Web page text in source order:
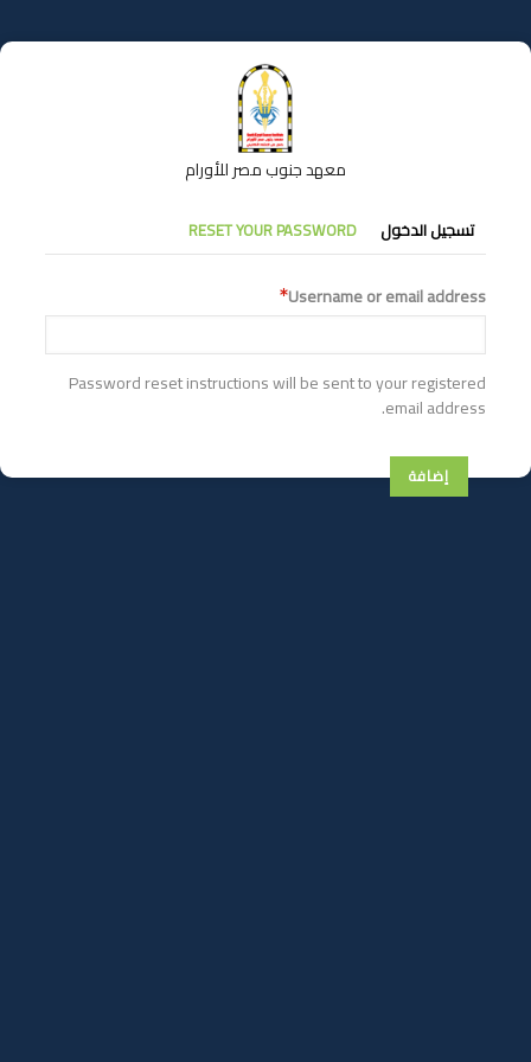
إلى
المحتوى
معهد جنوب مصر للأورام
التبويبات
الأساسية
تسجيل الدخول RESET YOUR PASSWORD
Username or email address
Password reset instructions will be sent to your registered
email address.